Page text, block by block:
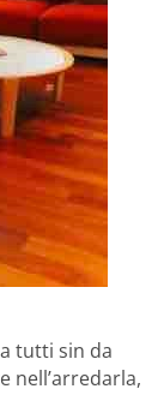
tutti sin da
nell’arredarla,